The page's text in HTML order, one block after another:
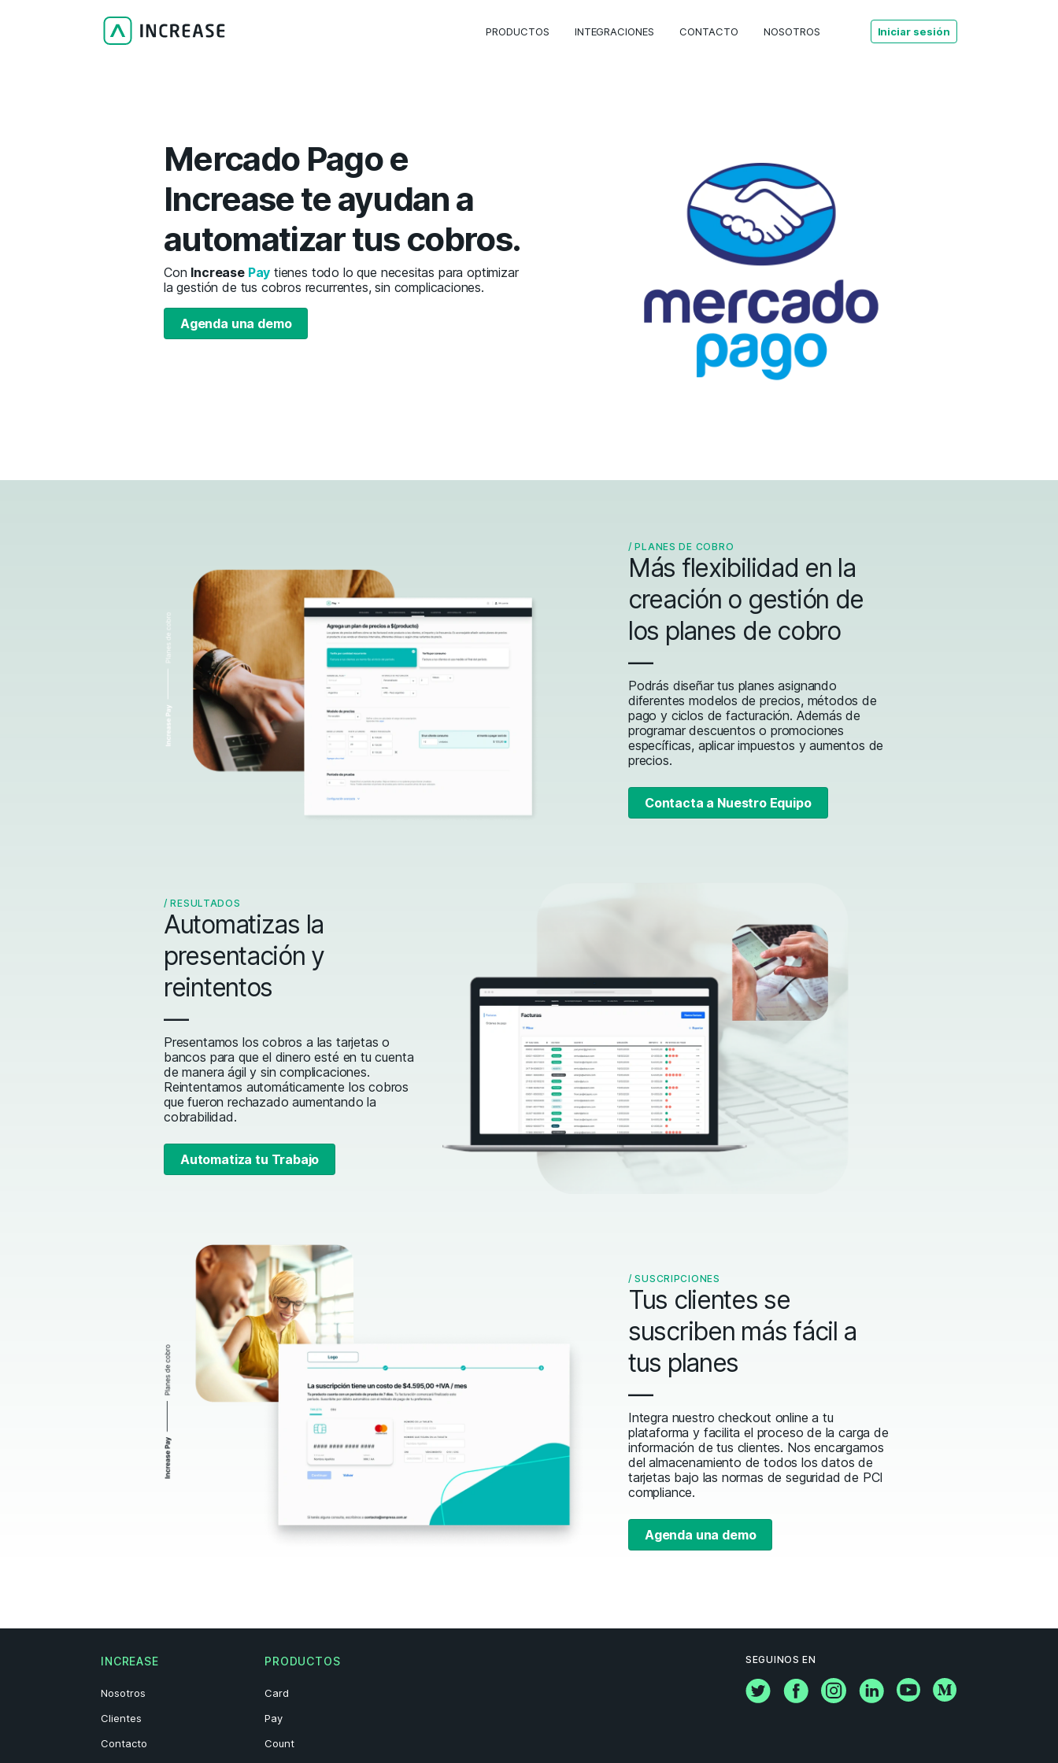
Mercado Pago e
Increase te ayudan a
automatizar tus cobros.
Con Increase Pay tienes todo lo que necesitas para optimizar
la gestión de tus cobros recurrentes, sin complicaciones.
Agenda una demo
/PLANES DE COBRO
Más flexibilidad en la
creación o gestión de
los planes de cobro
—
Podrás diseñar tus planes asignando
diferentes modelos de precios, métodos de
pago y ciclos de facturación. Además de
programar descuentos o promociones
específicas, aplicar impuestos y aumentos de
precios.
Contacta a Nuestro Equipo
/RESULTADOS
Automatizas la
presentación y
reintentos
—
Presentamos los cobros a las tarjetas o
bancos para que el dinero esté en tu cuenta
de manera ágil y sin complicaciones.
Reintentamos automáticamente los cobros
que fueron rechazado aumentando la
cobrabilidad.
Automatiza tu Trabajo
/SUSCRIPCIONES
Tus clientes se
suscriben más fácil a
tus planes
—
Integra nuestro checkout online a tu
plataforma y facilita el proceso de la carga de
información de tus clientes. Nos encargamos
del almacenamiento de todos los datos de
tarjetas bajo las normas de seguridad de PCI
compliance.
Agenda una demo
INCREASE
Nosotros
Clientes
Contacto
PRODUCTOS
Card
Pay
Count
SEGUINOS EN
PRODUCTOS INTEGRACIONES CONTACTO NOSOTROS Iniciar sesión